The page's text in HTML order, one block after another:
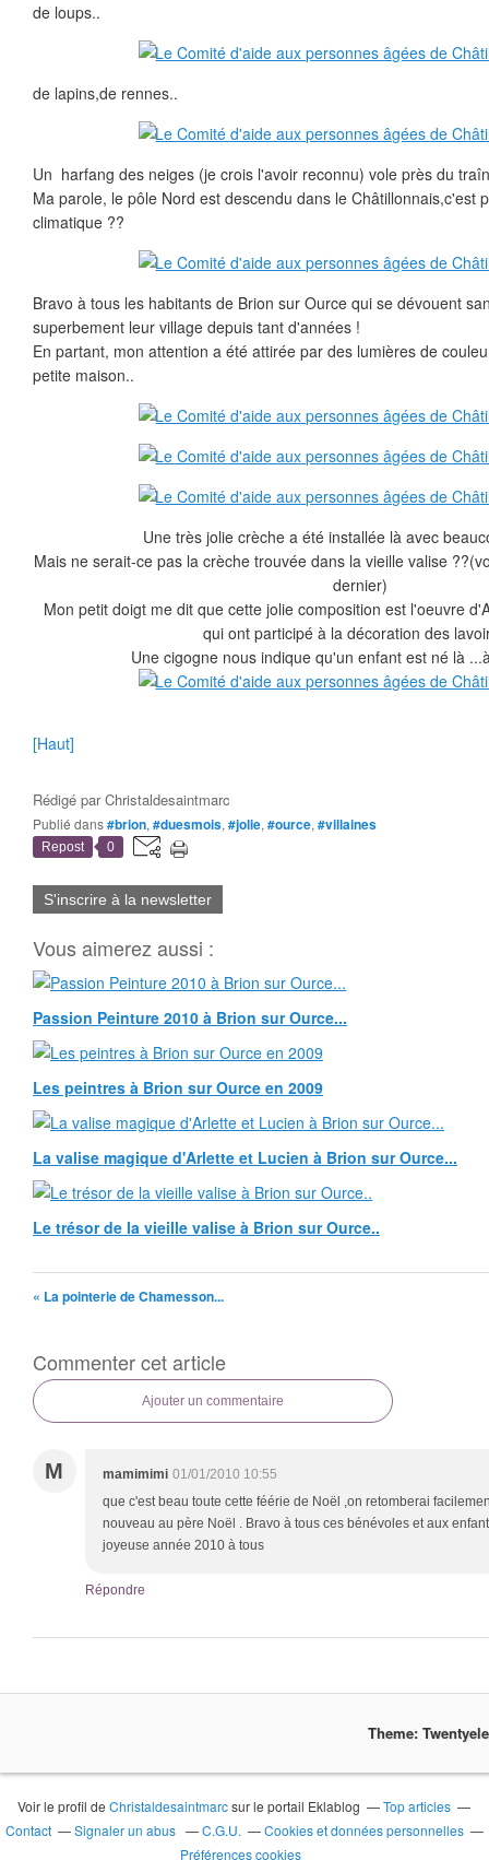
de loups..
de lapins,de rennes..
Un harfang des neiges (je crois l'avoir reconnu) vole près du
Ma parole, le pôle Nord est descendu dans le Châtillonnais,c'est
climatique ??
Bravo à tous les habitants de Brion sur Ource qui se dévouent
superbement leur village depuis tant d'années !
En partant, mon attention a été attirée par des lumières de
petite maison..
Une très jolie crèche a été installée là avec
Mais ne serait-ce pas la crèche trouvée dans la vieille valise
dernier)
Mon petit doigt me dit que cette jolie composition est l'oeuvre
qui ont participé à la décoration des
Une cigogne nous indique qu'un enfant est né là
[Haut]
Rédigé parChristaldesaintmarc
Publié dans#brion, #duesmois, #jolie, #ource, #villaines
Repost 0
S'inscrire à la newsletter
Vous aimerez aussi :
Passion Peinture 2010 à Brion sur Ource...
Les peintres à Brion sur Ource en 2009
La valise magique d'Arlette et Lucien à Brion sur Ource...
Le trésor de la vieille valise à Brion sur Ource..
« La pointerie de Chamesson...
Commenter cet article
Ajouter un commentaire
M mamimimi 01/01/2010 10:55
que c'est beau toute cette féérie de Noël ,on retomberai
nouveau au père Noël . Bravo à tous ces bénévoles et aux
joyeuse année 2010 à tous
Répondre
Theme:
Voir le profil deChristaldesaintmarcsur le portail Eklablog
Top articles
Contact
Signaler un abus C.G.U.
Cookies et données personnelles
Préférences cookies